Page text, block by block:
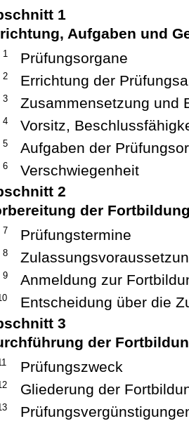
1
Aufgaben und
Prüfungsorgane
Errichtung der
Zusammensetzung und
Vorsitz,
Aufgaben der
Verschwiegenheit
2
der
Prüfungstermine
Anmeldung zur
Entscheidung über die
3
der
Prüfungszweck
Gliederung der